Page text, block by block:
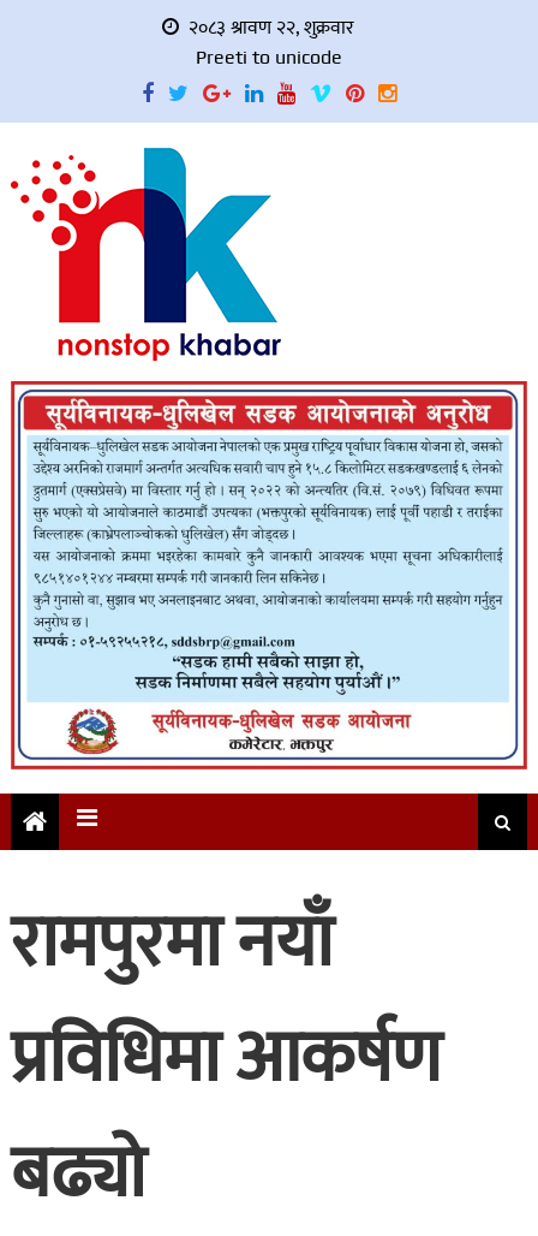
२०८३ श्रावण २२, शुक्रवार
Preeti to unicode
रामपुरमा नयाँ
प्रविधिमा आकर्षण
बढ्यो